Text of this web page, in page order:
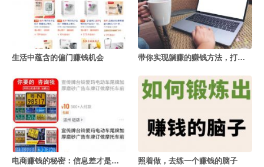
生活中蕴含的偏门赚钱机会 带你实现躺赚的赚钱方法，打开你的认知
电商赚钱的秘密：信息差才是王道 照着做，去练一个赚钱的脑子